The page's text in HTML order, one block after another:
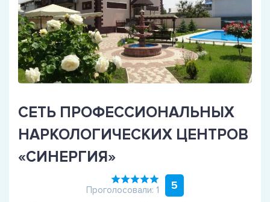
СЕТЬ ПРОФЕССИОНАЛЬНЫХ
НАРКОЛОГИЧЕСКИХ ЦЕНТРОВ
«СИНЕРГИЯ»
Проголосовали: 1 5